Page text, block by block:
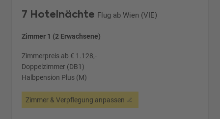
7 Hotelnächte Flug ab Wien (VIE)
Zimmer 1 (2 Erwachsene)
Zimmerpreis ab € 1.128,-
Doppelzimmer (DB1)
Halbpension Plus (M)
Zimmer & Verpflegung anpassen